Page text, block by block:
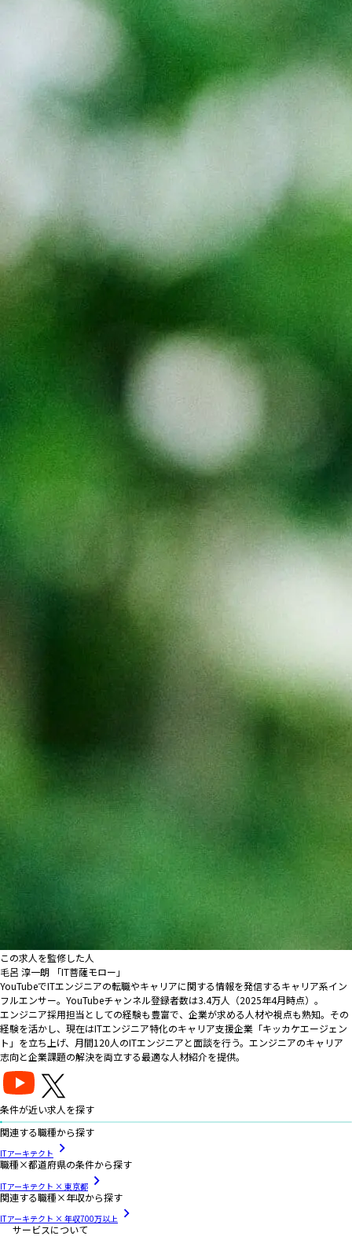
この求人を監修した人
毛呂 淳一朗 「IT菩薩モロー」
YouTubeでITエンジニアの転職やキャリアに関する情報を発信するキャリア系イン
フルエンサー。YouTubeチャンネル登録者数は3.4万人（2025年4月時点）。
エンジニア採用担当としての経験も豊富で、企業が求める人材や視点も熟知。その
経験を活かし、現在はITエンジニア特化のキャリア支援企業「キッカケエージェン
ト」を立ち上げ、月間120人のITエンジニアと面談を行う。エンジニアのキャリア
志向と企業課題の解決を両立する最適な人材紹介を提供。
条件が近い求人を探す
関連する職種から探す
ITアーキテクト
職種×都道府県の条件から探す
ITアーキテクト × 東京都
関連する職種×年収から探す
ITアーキテクト × 年収700万以上
サービスについて